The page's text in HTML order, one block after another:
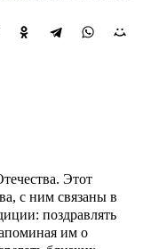
Этот
с ним связаны в
поздравлять
им о